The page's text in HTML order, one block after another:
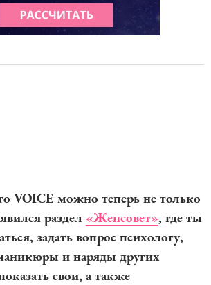
VOICE можно теперь не только
раздел «Женсовет», где ты
задать вопрос психологу,
и наряды других
свои, а также